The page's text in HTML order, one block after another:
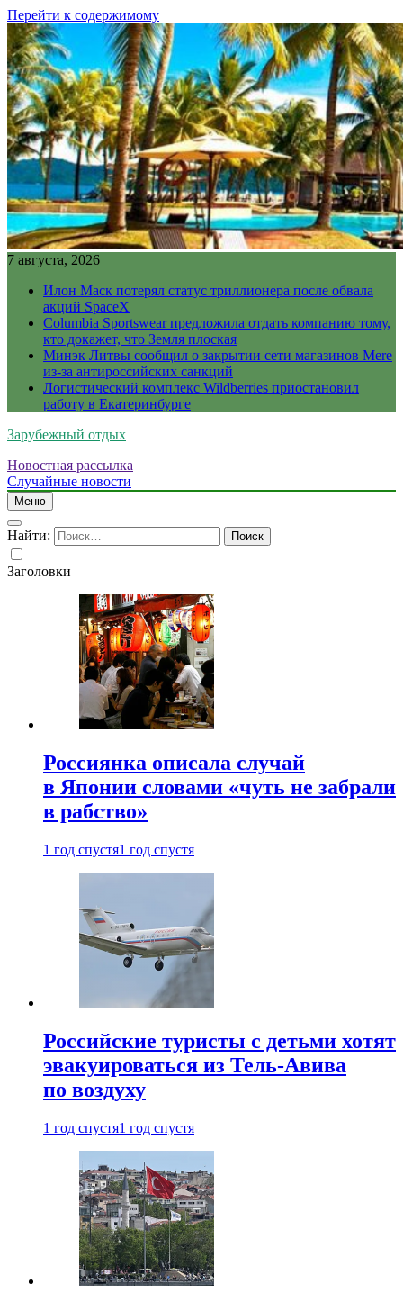
Перейти к содержимому
7 августа, 2026
Илон Маск потерял статус триллионера после обвала
акций SpaceX
Columbia Sportswear предложила отдать компанию тому,
кто докажет, что Земля плоская
Минэк Литвы сообщил о закрытии сети магазинов Mere
из-за антироссийских санкций
Логистический комплекс Wildberries приостановил
работу в Екатеринбурге
Зарубежный отдых
Новостная рассылка
Случайные новости
Меню
Найти:
Заголовки
Россиянка описала случай
в Японии словами «чуть не забрали
в рабство»
1 год спустя1 год спустя
Российские туристы с детьми хотят
эвакуироваться из Тель-Авива
по воздуху
1 год спустя1 год спустя